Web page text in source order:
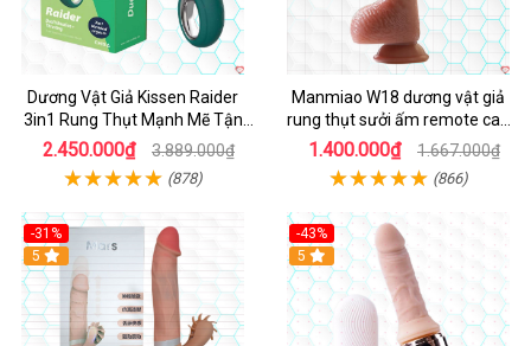
Dương Vật Giả Kissen Raider
3in1 Rung Thụt Mạnh Mẽ Tận
Hưởng
2.450.000₫ 3.889.000₫
(878)
Manmiao W18 dương vật giả
rung thụt sưởi ấm remote cao
cấp
1.400.000₫ 1.667.000₫
(866)
-31%
5
-43%
Hot
5